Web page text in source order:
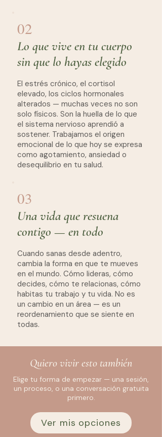
02
Lo que vive en tu cuerpo
sin que lo hayas elegido
El estrés crónico, el cortisol
elevado, los ciclos hormonales
alterados — muchas veces no son
solo físicos. Son la huella de lo que
el sistema nervioso aprendió a
sostener. Trabajamos el origen
emocional de lo que hoy se expresa
como agotamiento, ansiedad o
desequilibrio en tu salud.
03
Una vida que resuena
contigo — en todo
Cuando sanas desde adentro,
cambia la forma en que te mueves
en el mundo. Cómo lideras, cómo
decides, cómo te relacionas, cómo
habitas tu trabajo y tu vida. No es
un cambio en un área — es un
reordenamiento que se siente en
todas.
Quiero vivir esto también
Elige tu forma de empezar — una sesión,
un proceso, o una conversación gratuita
primero.
Ver mis opciones